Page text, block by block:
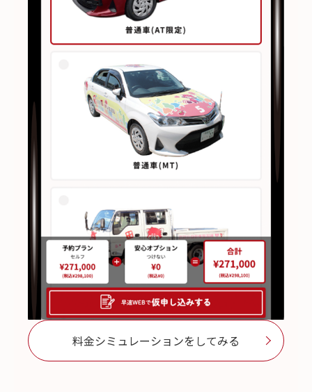
料金シミュレーションをしてみる